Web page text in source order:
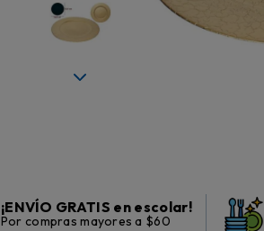
¡ENVÍO GRATIS en escolar!
Por compras mayores a $60